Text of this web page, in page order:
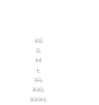
XS
S
M
L
XL
XXL
XXXL